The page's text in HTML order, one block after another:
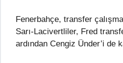
Fenerbahçe, transfer
Sarı-Lacivertliler, Fred
ardından Cengiz Ünder’i de